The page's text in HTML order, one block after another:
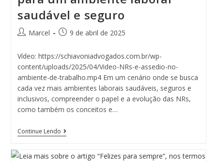
saudável e seguro
Marcel 9 de abril de 2025
Vídeo: https://schiavoniadvogados.com.br/wp-
content/uploads/2025/04/Video-NRs-e-assedio-no-
ambiente-de-trabalho.mp4 Em um cenário onde se busca
cada vez mais ambientes laborais saudáveis, seguros e
inclusivos, compreender o papel e a evolução das NRs,
como também os conceitos e…
Continue Lendo